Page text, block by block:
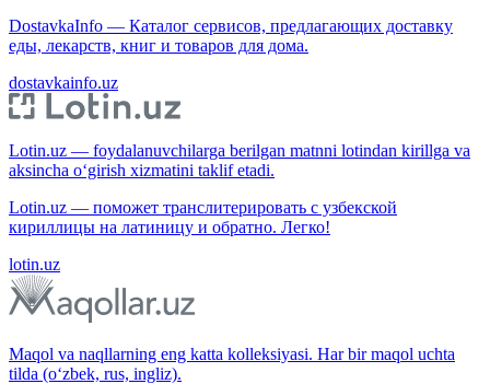
DostavkaInfo — Каталог сервисов, предлагающих доставку
еды, лекарств, книг и товаров для дома.
dostavkainfo.uz
Lotin.uz — foydalanuvchilarga berilgan matnni lotindan kirillga va
aksincha o‘girish xizmatini taklif etadi.
Lotin.uz — поможет транслитерировать с узбекской
кириллицы на латиницу и обратно. Легко!
lotin.uz
Maqol va naqllarning eng katta kolleksiyasi. Har bir maqol uchta
tilda (o‘zbek, rus, ingliz).